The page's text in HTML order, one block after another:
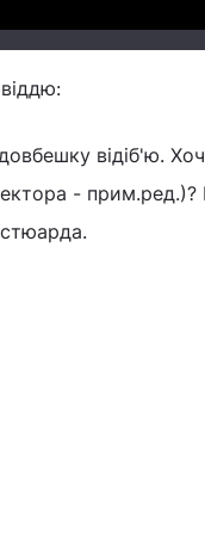
відіб'ю.
-